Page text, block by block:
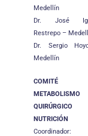
Medellín
Dr. José
Restrepo –
Dr. Sergio
Medellín
COMITÉ
METABOLISMO
NUTRICIÓN
Coordinador: